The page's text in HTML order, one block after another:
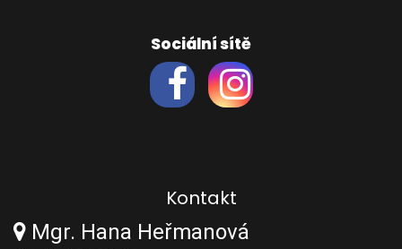
Sociální sítě
Kontakt
Mgr. Hana Heřmanová